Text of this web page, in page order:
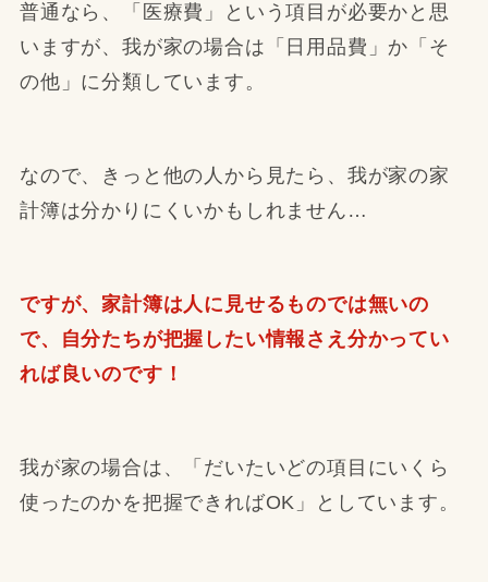
普通なら、「医療費」という項目が必要かと思
いますが、我が家の場合は「日用品費」か「そ
の他」に分類しています。
なので、きっと他の人から見たら、我が家の家
計簿は分かりにくいかもしれません…
ですが、家計簿は人に見せるものでは無いの
で、自分たちが把握したい情報さえ分かってい
れば良いのです！
我が家の場合は、「だいたいどの項目にいくら
使ったのかを把握できればOK」としています。